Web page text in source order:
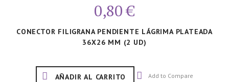
0,80 €
CONECTOR FILIGRANA PENDIENTE LÁGRIMA PLATEADA
36X26 MM (2 UD)
AÑADIR AL CARRITO Add to Compare